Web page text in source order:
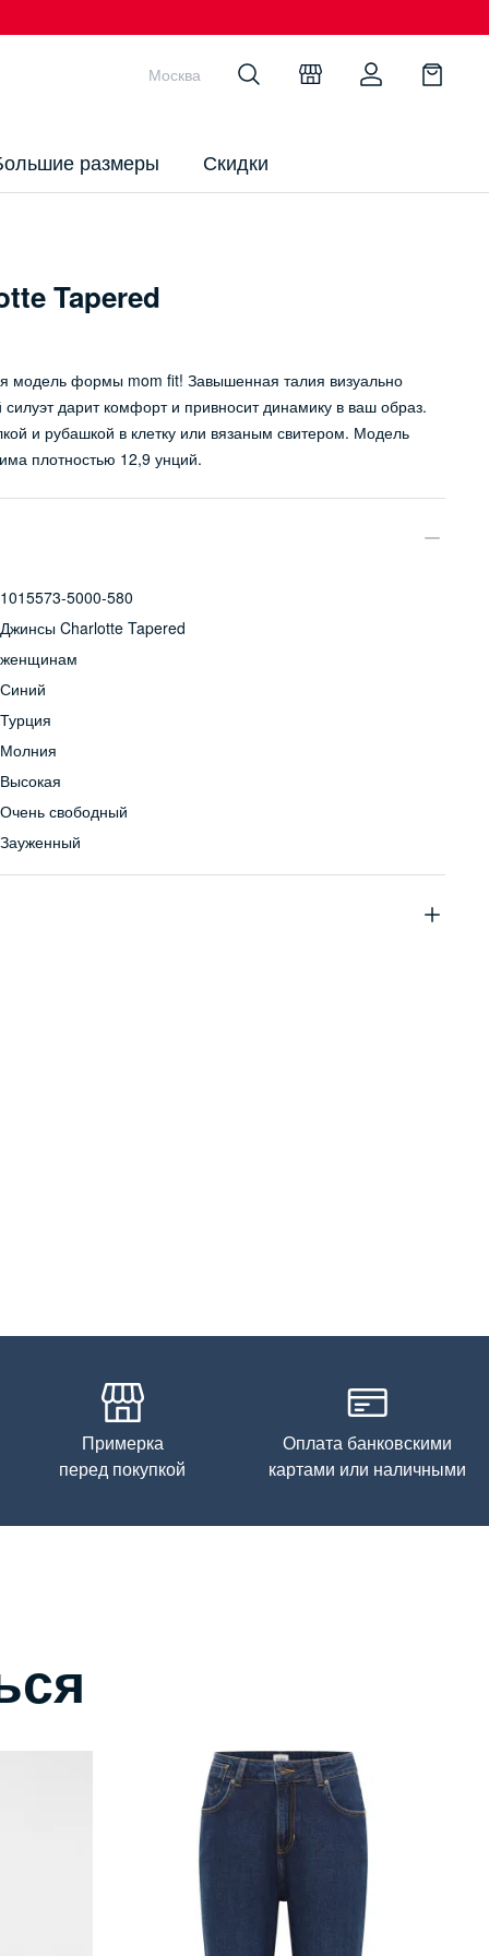
размеры Скидки
Москва
Tapered
модель формы mom fit! Завышенная талия визуально
дарит комфорт и привносит динамику в ваш образ.
и рубашкой в клетку или вязаным свитером. Модель
плотностью 12,9 унций.
1015573-5000-580
Джинсы Charlotte Tapered
женщинам
Синий
Турция
Молния
Высокая
Очень свободный
Зауженный
Примерка
перед покупкой
Оплата банковскими
картами или наличными